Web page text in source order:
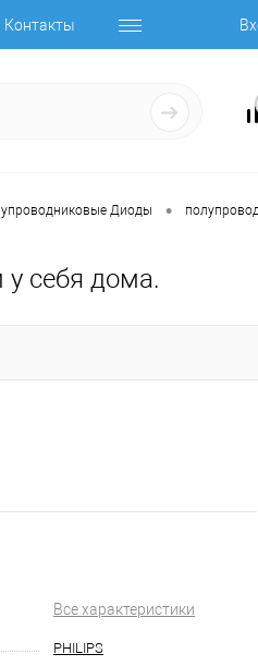
Контакты
Диоды •
у себя дома.
Все характеристики
PHILIPS